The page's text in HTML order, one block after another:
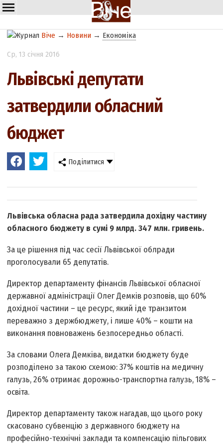
Віче → Новини → Економіка
Ср, 13 січня 2016
Львівські депутати
затвердили обласний
бюджет
Поділитися
Львівська обласна рада затвердила дохідну частину
обласного бюджету в сумі 9 млрд. 347 млн. гривень.
За це рішення під час сесії Львівської облради
проголосували 65 депутатів.
Директор департаменту фінансів Львівської обласної
державної адміністрації Олег Демків розповів, що 60%
дохідної частини – це ресурс, який іде транзитом
переважно з держбюджету, і лише 40% – кошти на
виконання повноважень безпосередньо області.
За словами Олега Демківа, видатки бюджету буде
розподілено за такою схемою: 37% коштів на медичну
галузь, 26% отримає дорожньо-транспортна галузь, 18% –
освіта.
Директор департаменту також нагадав, що цього року
скасовано субвенцію з державного бюджету на
професійно-технічні заклади та компенсацію пільгових